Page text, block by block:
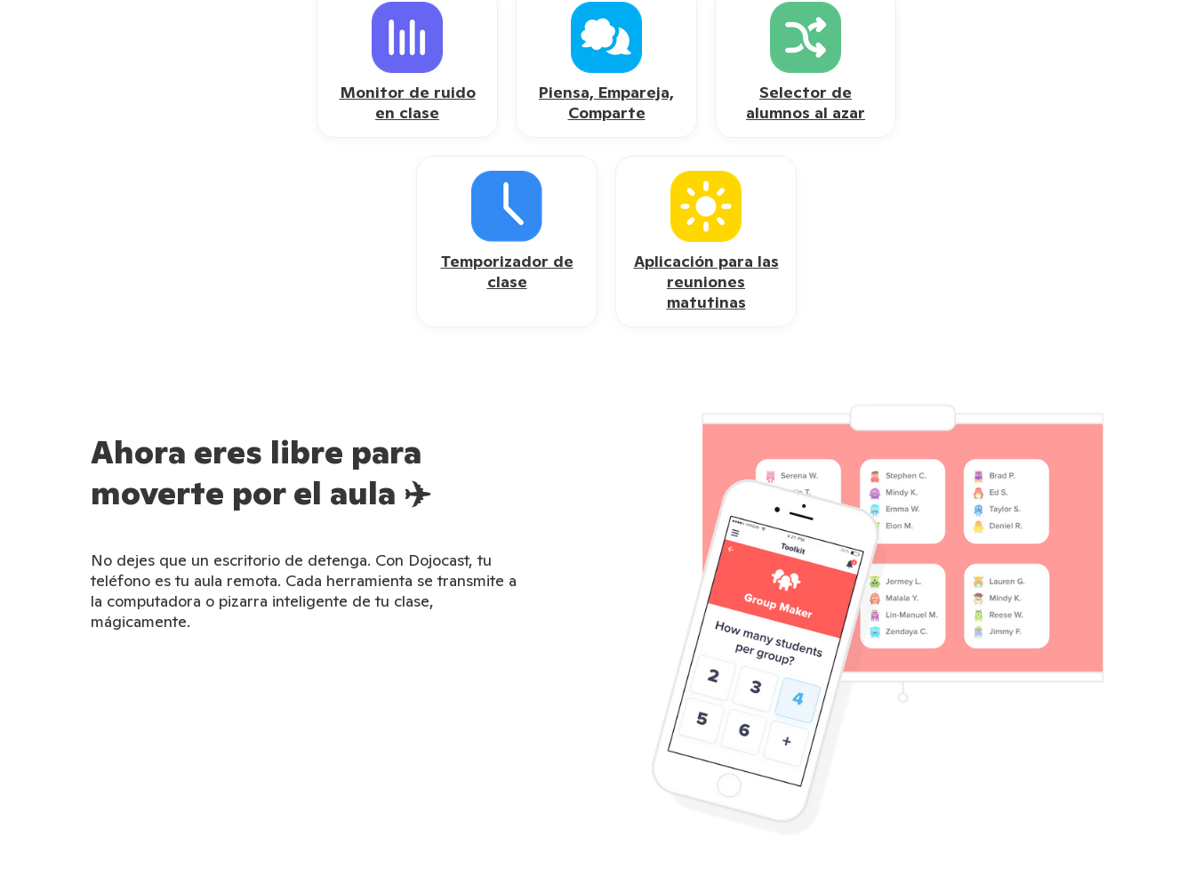
Monitor de ruido
en clase
Piensa, Empareja,
Comparte
Selector de
alumnos al azar
Temporizador de
clase
Aplicación para las
reuniones
matutinas
Ahora eres libre para
moverte por el aula ✈️
No dejes que un escritorio de detenga. Con Dojocast, tu
teléfono es tu aula remota. Cada herramienta se transmite a
la computadora o pizarra inteligente de tu clase,
mágicamente.